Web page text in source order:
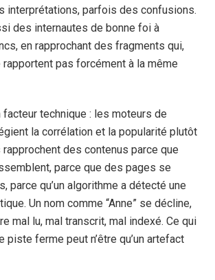
interprétations, parfois des confusions.
des internautes de bonne foi à
en rapprochant des fragments qui,
rapportent pas forcément à la même
facteur technique : les moteurs de
la corrélation et la popularité plutôt
des contenus parce que
parce que des pages se
parce qu’un algorithme a détecté une
Un nom comme “Anne” se décline,
mal lu, mal transcrit, mal indexé. Ce qui
piste ferme peut n’être qu’un artefact